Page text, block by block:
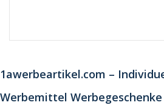
1awerbeartikel.com –
Werbemittel